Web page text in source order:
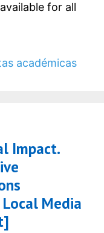
for all
académicas
Impact.
Media